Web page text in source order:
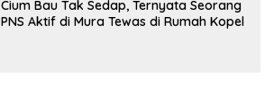
Cium Bau Tak Sedap, Ternyata Seorang
PNS Aktif di Mura Tewas di Rumah Kopel